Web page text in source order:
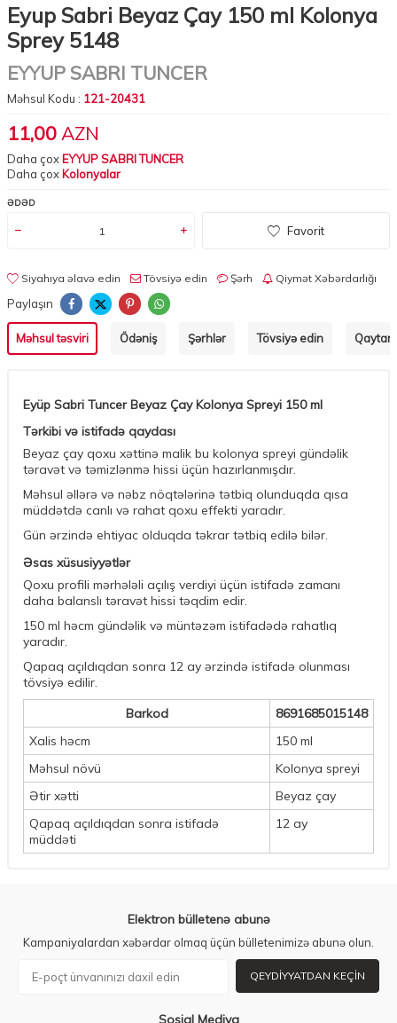
Eyup Sabri Beyaz Çay 150 ml Kolonya
Sprey 5148
EYYUP SABRI TUNCER
Məhsul Kodu : 121-20431
11,00 AZN
Daha çox EYYUP SABRI TUNCER
Daha çox Kolonyalar
ƏDƏD
Favorit
Siyahıya əlavə edin Tövsiyə edin Şərh Qiymət Xəbərdarlığı
Paylaşın
Məhsul təsviri Ödəniş Şərhlər Tövsiyə edin
Eyüp Sabri Tuncer Beyaz Çay Kolonya Spreyi 150 ml
Tərkibi və istifadə qaydası
Beyaz çay qoxu xəttinə malik bu kolonya spreyi gündəlik
təravət və təmizlənmə hissi üçün hazırlanmışdır.
Məhsul əllərə və nəbz nöqtələrinə tətbiq olunduqda qısa
müddətdə canlı və rahat qoxu effekti yaradır.
Gün ərzində ehtiyac olduqda təkrar tətbiq edilə bilər.
Əsas xüsusiyyətlər
Qoxu profili mərhələli açılış verdiyi üçün istifadə zamanı
daha balanslı təravət hissi təqdim edir.
150 ml həcm gündəlik və müntəzəm istifadədə rahatlıq
yaradır.
Qapaq açıldıqdan sonra 12 ay ərzində istifadə olunması
tövsiyə edilir.
Barkod
8691685015148
Xalis həcm
150 ml
Məhsul növü
Kolonya spreyi
Ətir xətti
Beyaz çay
Qapaq açıldıqdan sonra istifadə
müddəti
12 ay
Elektron bülletenə abunə
Kampaniyalardan xəbərdar olmaq üçün bülletenimizə abunə olun.
QEYDIYYATDAN KEÇIN
Sosial Mediya